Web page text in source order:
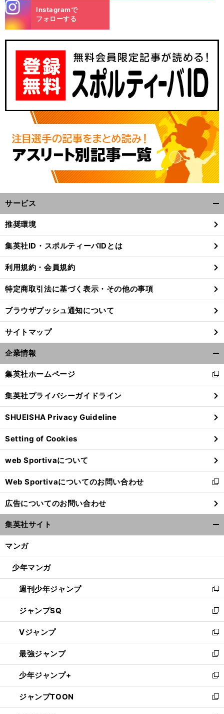
。
最
」
前
m
Instagramで
フォローする
サービス
閉
る
推奨環境
集英社ID・スポルティーバIDとは
利用規約・会員規約
特定商取引法に基づく表示・その他の事項
ブラウザプッシュ通知について
サイトマップ
企業情報
閉
る
集英社ホームページ
新
し
い
ウ
ィ
ン
ド
ウ
で
開
く
集英社プライバシーガイドライン
SHUEISHA Privacy Guideline
Setting of Cookies
web Sportivaについて
Web Sportivaについてのお問い合わせ
新
し
い
ウ
ィ
ン
ウ
開
く
広告についてのお問い合わせ
集英社サイト
マンガ
少年マンガ
週刊少年ジャンプ
新
し
い
ウ
ィ
ン
ド
ウ
で
開
く
ジャンプSQ
新
し
い
ウ
ィ
ン
ド
ウ
で
開
Vジャンプ
新
し
い
ウ
ィ
ン
ド
ウ
最強ジャンプ
新
し
い
ウ
ィ
ン
少年ジャンプ+
新
し
い
ウ
ジャンプTOON
新
し